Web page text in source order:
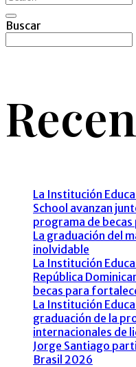
Buscar
La Institución
School avanzan
programa de
La graduación del
inolvidable
La Institución
República
becas para
La Institución
graduación de la
internacionales de
Jorge Santiago
Brasil 2026